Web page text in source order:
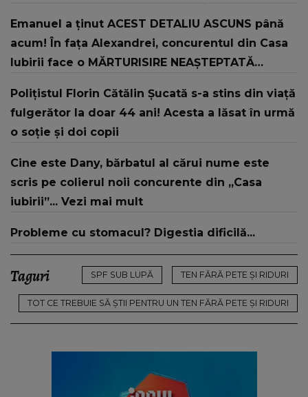
Emanuel a ținut ACEST DETALIU ASCUNS până
acum! În fața Alexandrei, concurentul din Casa
Iubirii face o MĂRTURISIRE NEAȘTEPTATĂ
te iubesc pentru că..."
Polițistul Florin Cătălin Șucată s-a stins din viață
fulgerător la doar 44 ani! Acesta a lăsat în urmă
o soție și doi copii
Cine este Dany, bărbatul al cărui nume este
scris pe colierul noii concurente din „Casa
iubirii”... Vezi mai mult
Probleme cu stomacul? Digestia dificilă...
Taguri SPF SUB LUPĂ TEN FĂRĂ PETE ȘI RIDURI
TOT CE TREBUIE SĂ ȘTII PENTRU UN TEN FĂRĂ PETE ȘI RIDURI